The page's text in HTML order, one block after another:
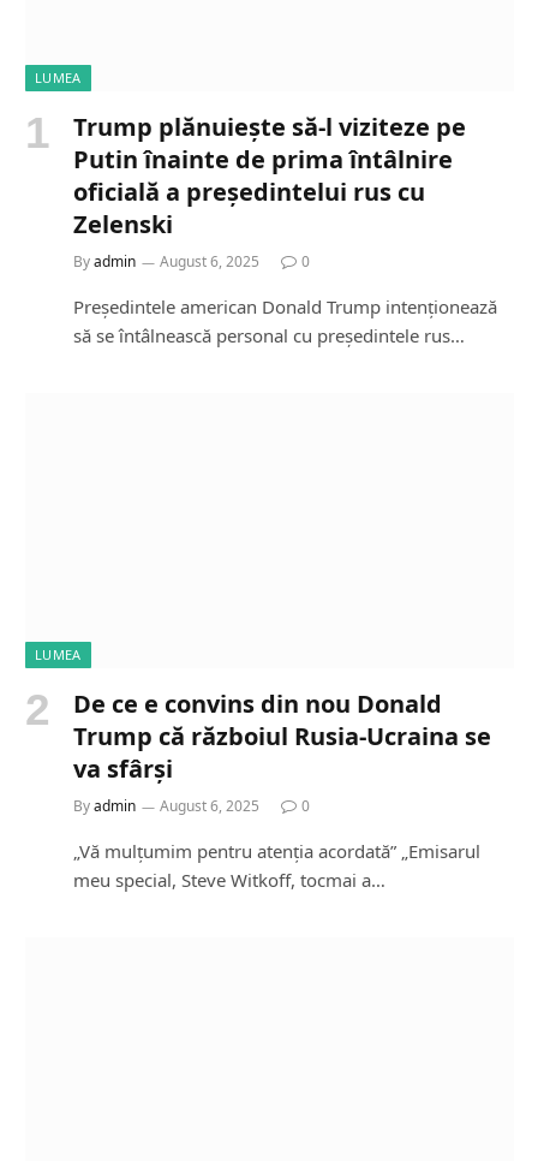
LUMEA
Trump plănuiește să-l viziteze pe
Putin înainte de prima întâlnire
oficială a președintelui rus cu
Zelenski
Byadmin August 6, 2025 0
Președintele american Donald Trump intenționează
să se întâlnească personal cu președintele rus…
LUMEA
De ce e convins din nou Donald
Trump că războiul Rusia-Ucraina se
va sfârși
Byadmin August 6, 2025 0
„Vă mulțumim pentru atenția acordată” „Emisarul
meu special, Steve Witkoff, tocmai a…